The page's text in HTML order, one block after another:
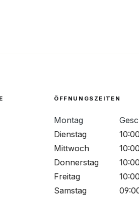
ÖFFNUNGSZEITEN
Montag
Dienstag
Mittwoch
Donnerstag
Freitag
Samstag